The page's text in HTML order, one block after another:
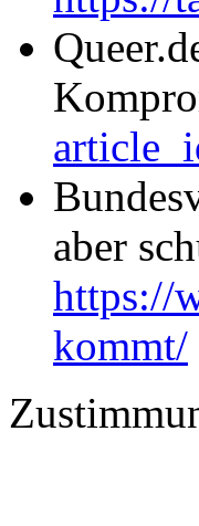
aber
https://
kommt/